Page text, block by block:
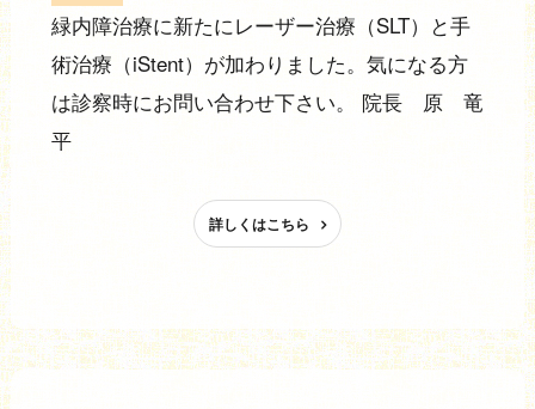
緑内障治療に新たにレーザー治療（SLT）と手
術治療（iStent）が加わりました。気になる方
は診察時にお問い合わせ下さい。 院長 原 竜
平
詳しくはこちら